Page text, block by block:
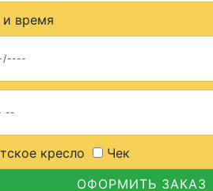
и время
кресло
Чек
ОФОРМИТЬ ЗАКАЗ